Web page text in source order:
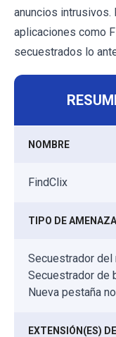
anuncios intrusivos.
aplicaciones como
secuestrados lo
NOMBRE
FindClix
TIPO DE AMENAZA
Secuestrador del
Secuestrador de
Nueva pestaña
EXTENSIÓN(ES)